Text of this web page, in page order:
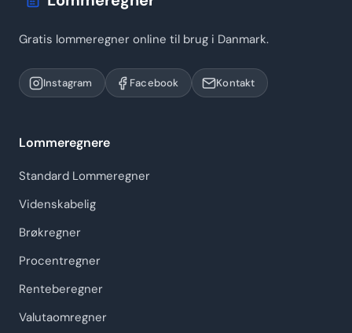
Gratis lommeregner online til brug i Danmark.
Instagram Facebook Kontakt
Lommeregnere
Standard Lommeregner
Videnskabelig
Brøkregner
Procentregner
Renteberegner
Valutaomregner